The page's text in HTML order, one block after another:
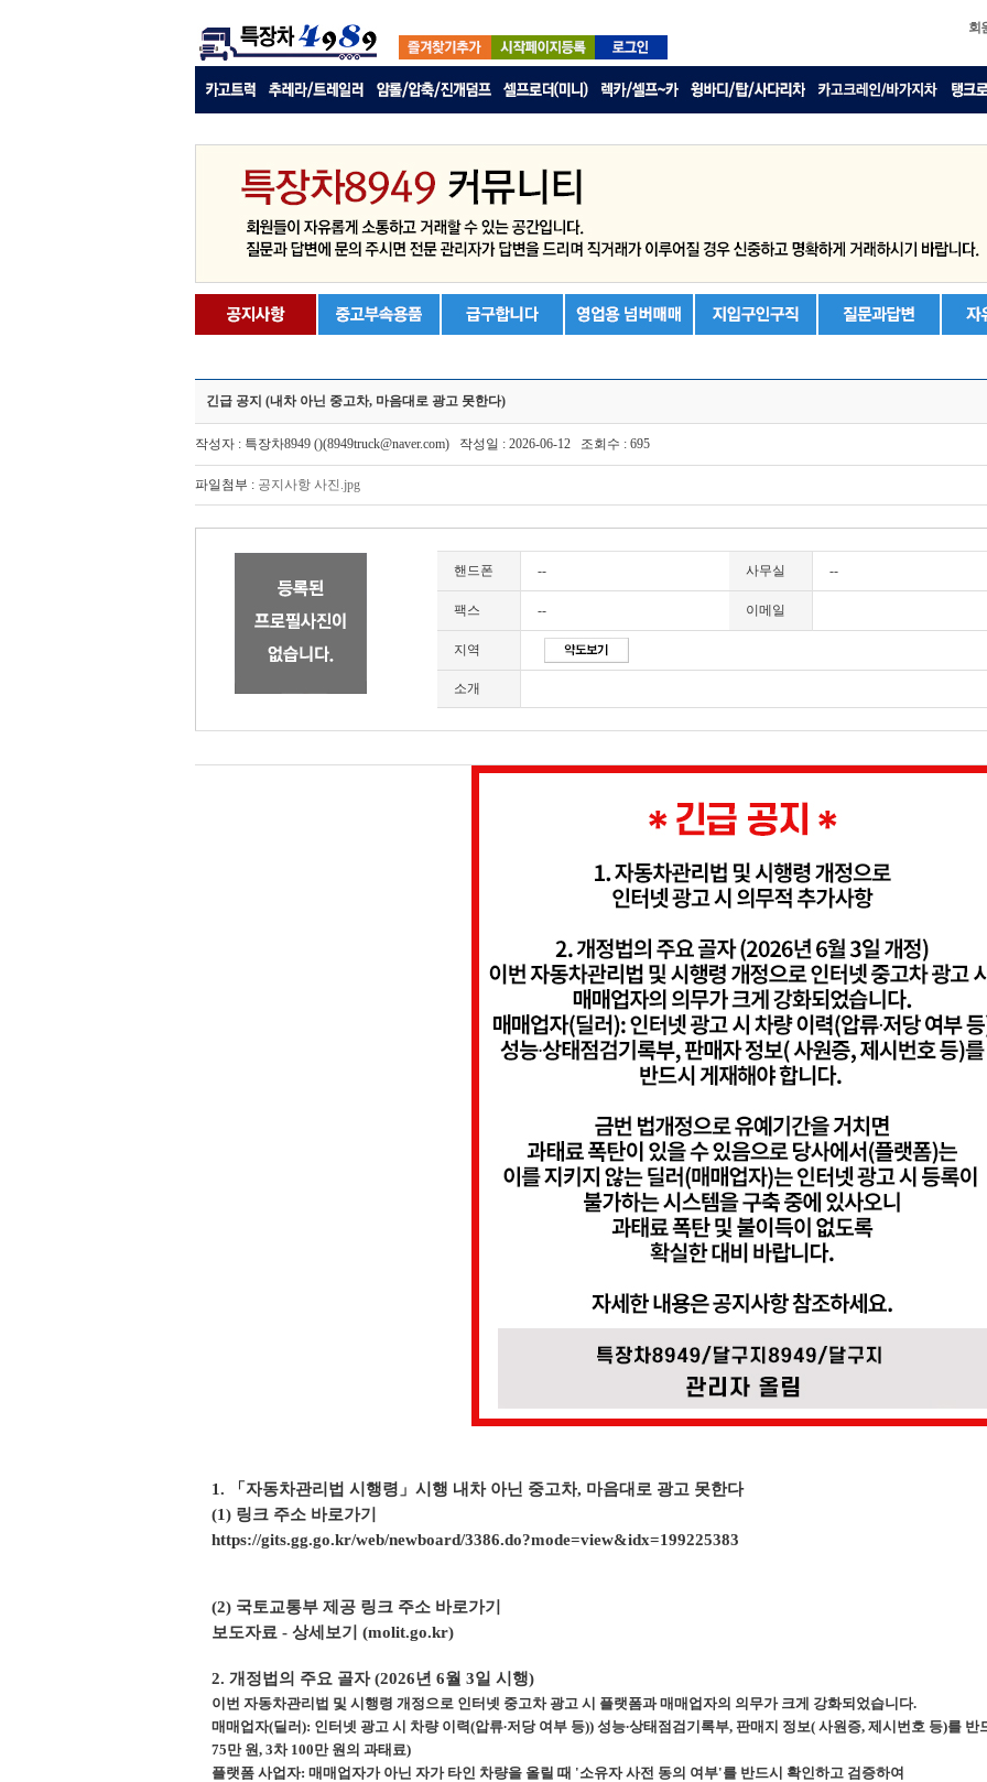
회
긴급 공지 (내차 아닌 중고차, 마음대로 광고 못한다)
작성자 : 특장차8949 ()(8949truck@naver.com) 작성일 : 2026-06-12 조회수 : 695
파일첨부 : 공지사항 사진.jpg
핸드폰 -- 사무실 --
팩스 -- 이메일
지역
소개
1. 「 자동차관리법 시행령 」 시행 내차 아닌 중고차, 마음대로 광고 못한다
(1) 링크 주소 바로가기
https://gits.gg.go.kr/web/newboard/3386.do?mode=view&idx=199225383
(2) 국토교통부 제공 링크 주소 바로가기
보도자료 - 상세보기 (molit.go.kr)
2. 개정법의 주요 골자 (2026년 6월 3일 시행)
이번 자동차관리법 및 시행령 개정으로 인터넷 중고차 광고 시 플랫폼과 매매업자의 의무가 크게 강화되었습니다.
매매업자(딜러): 인터넷 광고 시 차량 이력(압류∙저당 여부 등)) 성능∙상태점검기록부, 판매지 정보( 사원증, 제시번호 등)를 반
75만 원, 3차 100만 원의 과태료)
플랫폼 사업자: 매매업자가 아닌 자가 타인 차량을 올릴 때 '소유자 사전 동의 여부'를 반드시 확인하고 검증하여